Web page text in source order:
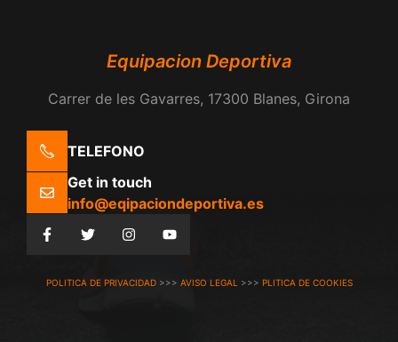
Equipacion Deportiva
Carrer de les Gavarres, 17300 Blanes, Girona
TELEFONO
Get in touch
info@eqipaciondeportiva.es
POLITICA DE PRIVACIDAD>>> AVISO LEGAL>>> PLITICA DE COOKIES